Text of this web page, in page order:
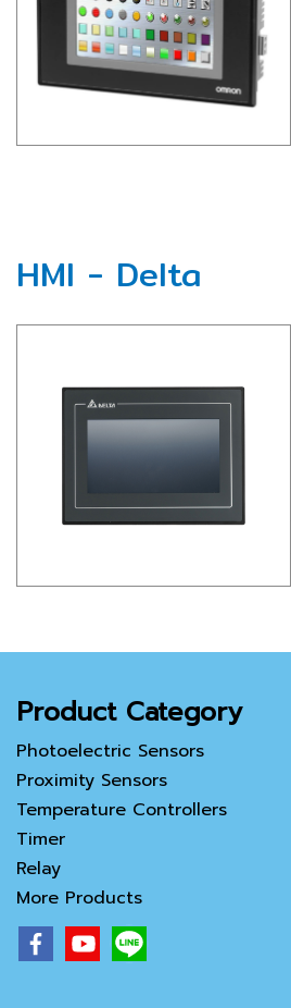
HMI - Delta
Product Category
Photoelectric Sensors
Proximity Sensors
Temperature Controllers
Timer
Relay
More Products